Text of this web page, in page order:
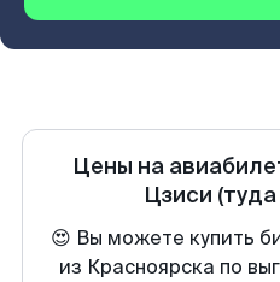
Цены на
Цзиси
😍 Вы можете купить
из Красноярска по